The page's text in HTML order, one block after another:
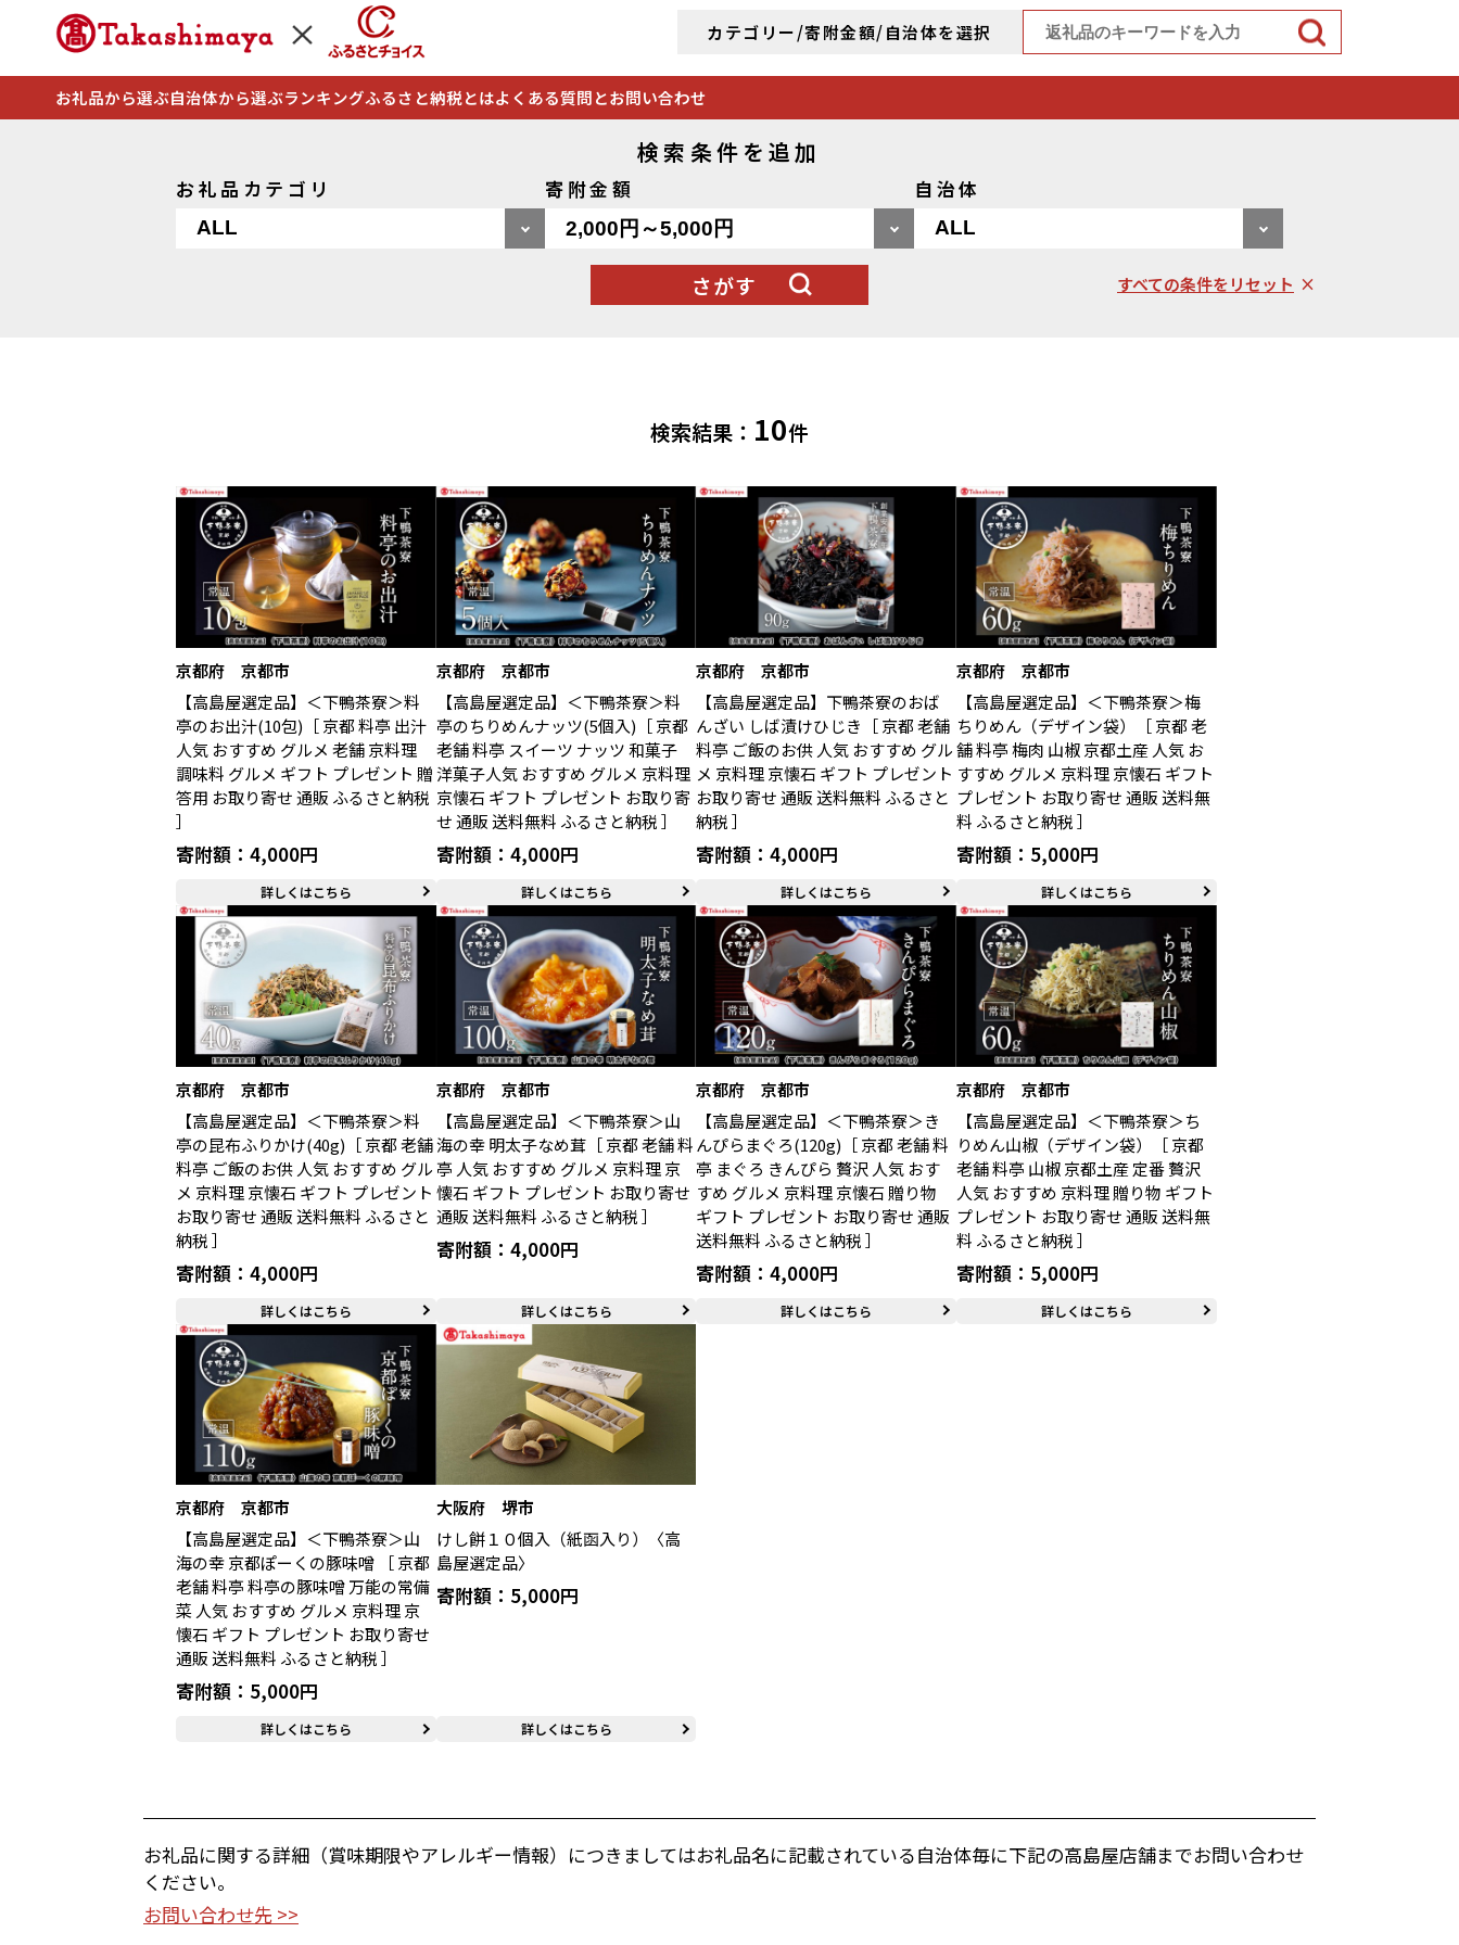
カテゴリー/寄附金額/自治体を選択
お礼品から選ぶ自治体から選ぶランキングふるさと納税とはよくある質問とお問い合わせ
検索条件を追加
お礼品カテゴリ 寄附金額 自治体
さがす すべての条件をリセット
検索結果： 10件
京都府 京都市
【高島屋選定品】＜下鴨茶寮＞料
亭のお出汁(10包)［ 京都 料亭 出汁
人気 おすすめ グルメ 老舗 京料理
調味料 グルメ ギフト プレゼント 贈
答用 お取り寄せ 通販 ふるさと納税
］
寄附額：4,000円
詳しくはこちら
京都府 京都市
【高島屋選定品】＜下鴨茶寮＞料
亭のちりめんナッツ(5個入)［ 京都
老舗 料亭 スイーツ ナッツ 和菓子
洋菓子人気 おすすめ グルメ 京料理
京懐石 ギフト プレゼント お取り寄
せ 通販 送料無料 ふるさと納税 ］
寄附額：4,000円
詳しくはこちら
京都府 京都市
【高島屋選定品】下鴨茶寮のおば
んざい しば漬けひじき［ 京都 老舗
料亭 ご飯のお供 人気 おすすめ グル
メ 京料理 京懐石 ギフト プレゼント
お取り寄せ 通販 送料無料 ふるさと
納税 ］
寄附額：4,000円
詳しくはこちら
京都府 京都市
【高島屋選定品】＜下鴨茶寮＞梅
ちりめん（デザイン袋）［ 京都 老
舗 料亭 梅肉 山椒 京都土産 人気 お
すすめ グルメ 京料理 京懐石 ギフト
プレゼント お取り寄せ 通販 送料無
料 ふるさと納税 ］
寄附額：5,000円
詳しくはこちら
京都府 京都市
【高島屋選定品】＜下鴨茶寮＞料
亭の昆布ふりかけ(40g)［ 京都 老舗
料亭 ご飯のお供 人気 おすすめ グル
メ 京料理 京懐石 ギフト プレゼント
お取り寄せ 通販 送料無料 ふるさと
納税 ］
寄附額：4,000円
詳しくはこちら
京都府 京都市
【高島屋選定品】＜下鴨茶寮＞山
海の幸 明太子なめ茸［ 京都 老舗 料
亭 人気 おすすめ グルメ 京料理 京
懐石 ギフト プレゼント お取り寄せ
通販 送料無料 ふるさと納税 ］
寄附額：4,000円
詳しくはこちら
京都府 京都市
【高島屋選定品】＜下鴨茶寮＞き
んぴらまぐろ(120g)［ 京都 老舗 料
亭 まぐろ きんぴら 贅沢 人気 おす
すめ グルメ 京料理 京懐石 贈り物
ギフト プレゼント お取り寄せ 通販
送料無料 ふるさと納税 ］
寄附額：4,000円
詳しくはこちら
京都府 京都市
【高島屋選定品】＜下鴨茶寮＞ち
りめん山椒（デザイン袋）［ 京都
老舗 料亭 山椒 京都土産 定番 贅沢
人気 おすすめ 京料理 贈り物 ギフト
プレゼント お取り寄せ 通販 送料無
料 ふるさと納税 ］
寄附額：5,000円
詳しくはこちら
京都府 京都市
【高島屋選定品】＜下鴨茶寮＞山
海の幸 京都ぽーくの豚味噌 ［ 京都
老舗 料亭 料亭の豚味噌 万能の常備
菜 人気 おすすめ グルメ 京料理 京
懐石 ギフト プレゼント お取り寄せ
通販 送料無料 ふるさと納税 ］
寄附額：5,000円
詳しくはこちら
大阪府 堺市
けし餅１０個入（紙函入り）〈高
島屋選定品〉
寄附額：5,000円
詳しくはこちら
お礼品に関する詳細（賞味期限やアレルギー情報）につきましてはお礼品名に記載されている自治体毎に下記の高島屋店舗までお問い合わせ
ください。
お問い合わせ先 >>